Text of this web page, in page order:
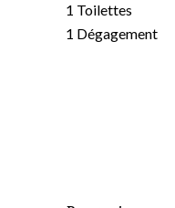
1 Toilettes
1 Dégagement